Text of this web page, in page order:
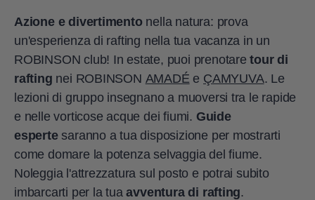
Azione e divertimentonella natura: prova
un'esperienza di rafting nella tua vacanza in un
ROBINSON club! In estate, puoi prenotaretour di
rafting nei ROBINSON AMADÉ e ÇAMYUVA. Le
lezioni di gruppo insegnano a muoversi tra le rapide
e nelle vorticose acque dei fiumi. Guide
espertesaranno a tua disposizione per mostrarti
come domare la potenza selvaggia del fiume.
Noleggia l'attrezzatura sul posto e potrai subito
imbarcarti per la tuaavventura di rafting.